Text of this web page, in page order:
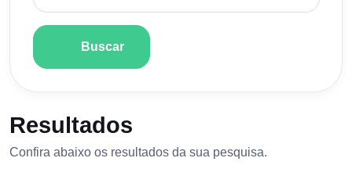
Buscar
Resultados
Confira abaixo os resultados da sua pesquisa.